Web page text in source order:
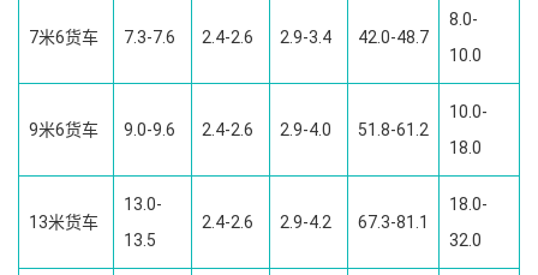
7米6货车 7.3-7.6 2.4-2.6 2.9-3.4 42.0-48.7
8.0-
10.0
9米6货车 9.0-9.6 2.4-2.6 2.9-4.0 51.8-61.2
10.0-
18.0
13米货车
13.0-
13.5
2.4-2.6 2.9-4.2 67.3-81.1
18.0-
32.0